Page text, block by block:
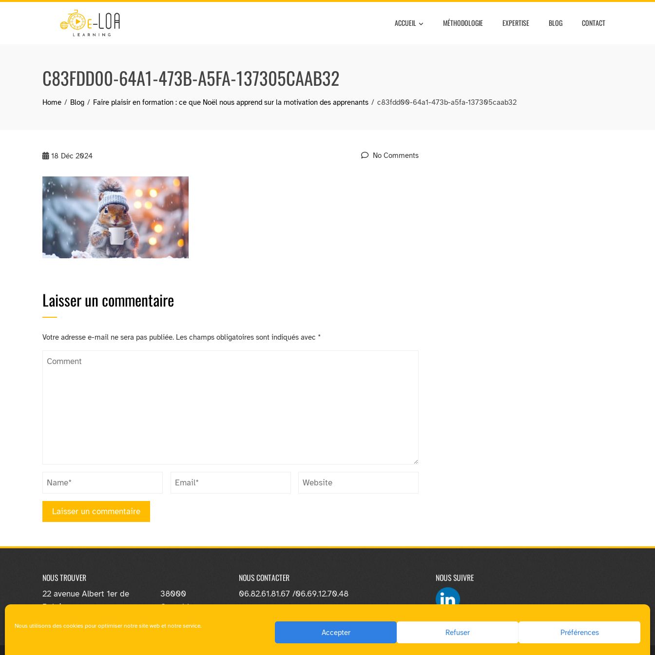
Nous utilisons des cookies pour optimiser notre site web et notre service.
Accepter Refuser Préférences
ACCUEIL MÉTHODOLOGIE EXPERTISE BLOG CONTACT
C83FDD00-64A1-473B-A5FA-137305CAAB32
Home Blog Faire plaisir en formation : ce que Noël nous apprend sur la motivation des apprenants c83fdd00-64a1-473b-a5fa-137305caab32
18 Déc 2024 No Comments
Laisser un commentaire
Votre adresse e-mail ne sera pas publiée. Les champs obligatoires sont indiqués avec *
NOUS TROUVER
22 avenue Albert 1er de
Belgique
38000
Grenoble
NOUS CONTACTER
06.82.61.81.67 /06.69.12.70.48
NOUS SUIVRE